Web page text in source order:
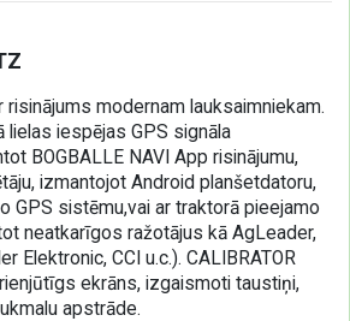
risinājums modernam lauksaimniekam.
lielas iespējas GPS signāla
BOGBALLE NAVI App risinājumu,
izmantojot Android planšetdatoru,
GPS sistēmu,vai ar traktorā pieejamo
neatkarīgos ražotājus kā AgLeader,
Elektronic, CCI u.c.). CALIBRATOR
ekrāns, izgaismoti taustiņi,
apstrāde.